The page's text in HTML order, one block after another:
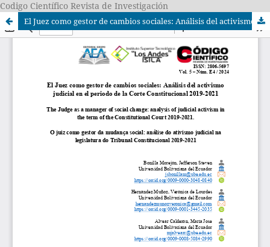
Codigo Científico Revista de Investigación
El Juez como gestor de cambios sociales: Análisis del activismo judicial en el periodo de la Corte Constitucional 2019-2021